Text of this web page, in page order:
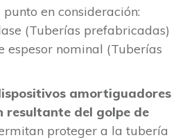
punto en consideración:
(Tuberías prefabricadas)
espesor nominal (Tuberías
amortiguadores
resultante del golpe de
proteger a la tubería